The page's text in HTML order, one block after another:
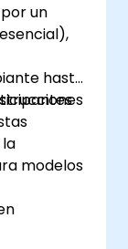
un
hasta
modelos